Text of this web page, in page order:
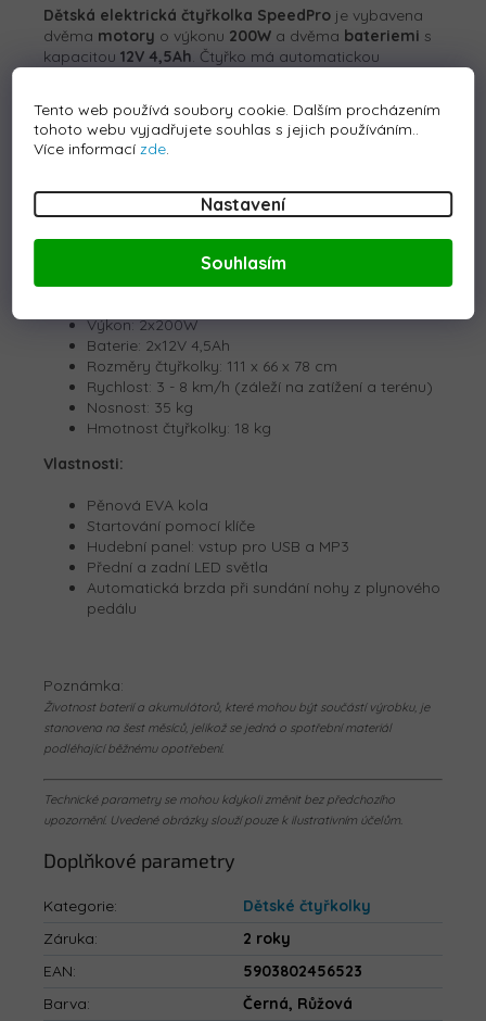
Tento web používá soubory cookie. Dalším procházením
tohoto webu vyjadřujete souhlas s jejich používáním..
Více informací zde
Nastavení
Souhlasím
Dětská elektrická čtyřkolka SpeedPro je vybavena
dvěma motory o výkonu 200W a dvěma bateriemi s
kapacitou 12V 4,5Ah. Čtyřko má automatickou
rozmezí 3-8 km/h.
Čtyřkolka másedadlo z ekologické kůže
čtyřkolky jsou přední a zadní světla. O bezpečnost se
postará automatická brzda, která se aktivuje při
uvolnění plynového pedálu.
Technické parametry:
Výkon: 2x200W
Baterie: 2x12V 4,5Ah
Rozměry čtyřkolky: 111 x 66 x 78 cm
Rychlost: 3 - 8 km/h (záleží na zatížení a terénu)
Nosnost: 35 kg
Hmotnost čtyřkolky: 18 kg
Vlastnosti:
Pěnová EVA kola
Startování pomocí klíče
Hudební panel: vstup pro USB a MP3
Přední a zadní LED světla
Automatická brzda při sundání nohy z plynového
pedálu
Poznámka:
Životnost baterií a akumulátorů, které mohou být součástí výrobku, je
stanovena na šest měsíců, jelikož se jedná o spotřební materiál
podléhající běžnému opotřebení.
Technické parametry se mohou kdykoli změnit bez předchozího
upozornění. Uvedené obrázky slouží pouze k ilustrativním účelům.
Doplňkové parametry
Kategorie:
Dětské čtyřkolky
Záruka:
2 roky
EAN:
5903802456523
Barva:
Černá, Růžová